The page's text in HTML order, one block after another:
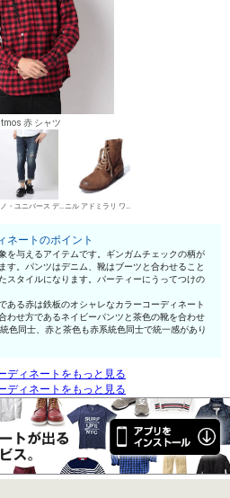
赤 シャツ
ナノ・ユニバース デニムパンツ・ジーンズ ニル アドミラリ ワークブーツ
ネートのポイント
を与えるアイテムです。ギンガムチェックの柄が
す。パンツはデニム、靴はブーツと合わせること
スタイルになります。パーティーにうってつけの
ある赤は鉄板のオシャレなカラーコーディネート
わせ方であるネイビーパンツと茶色の靴を合わせ
色同士、赤と茶色も赤系統色同士で統一感があり
ディネートをもっと見る
ディネートをもっと見る